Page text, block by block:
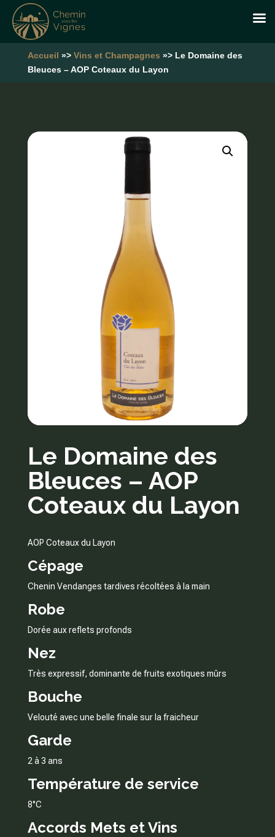
Accueil »> Vins et Champagnes »> Le Domaine des
Bleuces – AOP Coteaux du Layon
Le Domaine des
Bleuces – AOP
Coteaux du Layon
AOP Coteaux du Layon
Cépage
Chenin Vendanges tardives récoltées à la main
Robe
Dorée aux reflets profonds
Nez
Très expressif, dominante de fruits exotiques mûrs
Bouche
Velouté avec une belle finale sur la fraicheur
Garde
2 à 3 ans
Température de service
8°C
Accords Mets et Vins